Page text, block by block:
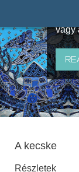
vagy
A kecske
Részletek